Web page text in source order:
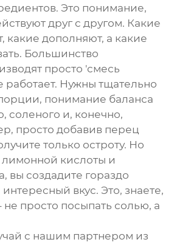
Это понимание,
друг с другом. Какие
какие дополняют, а какие
Большинство
просто 'смесь
работает. Нужны тщательно
понимание баланса
соленого и, конечно,
просто добавив перец
только остроту. Но
кислоты и
вы создадите гораздо
вкус. Это, знаете,
не просто посыпать солью, а
с нашим партнером из